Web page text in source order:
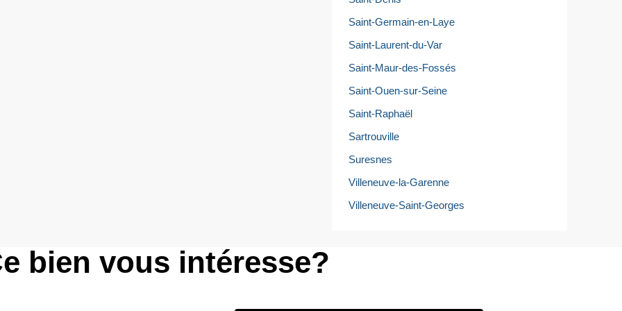
Saint-Germain-en-Laye
Saint-Laurent-du-Var
Saint-Maur-des-Fossés
Saint-Ouen-sur-Seine
Saint-Raphaël
Sartrouville
Suresnes
Villeneuve-la-Garenne
Villeneuve-Saint-Georges
bien vous intéresse?